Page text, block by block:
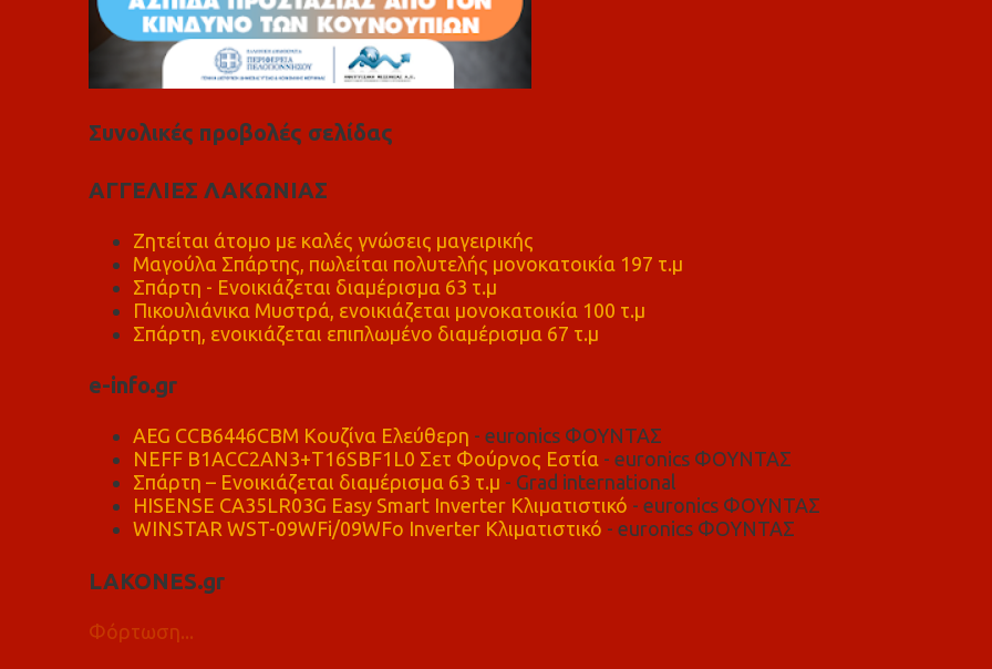
Συνολικές προβολές σελίδας
ΑΓΓΕΛΙΕΣ ΛΑΚΩΝΙΑΣ
Ζητείται άτομο με καλές γνώσεις μαγειρικής
Μαγούλα Σπάρτης, πωλείται πολυτελής μονοκατοικία 197 τ.μ
Σπάρτη - Ενοικιάζεται διαμέρισμα 63 τ.μ
Πικουλιάνικα Μυστρά, ενοικιάζεται μονοκατοικία 100 τ.μ
Σπάρτη, ενοικιάζεται επιπλωμένο διαμέρισμα 67 τ.μ
e-info.gr
AEG CCB6446CBM Κουζίνα Ελεύθερη - euronics ΦΟΥΝΤΑΣ
NEFF B1ACC2AN3+T16SBF1L0 Σετ Φούρνος Εστία- euronics ΦΟΥΝΤΑΣ
Σπάρτη – Ενοικιάζεται διαμέρισμα 63 τ.μ - Grad international
HISENSE CA35LR03G Easy Smart Inverter Κλιματιστικό - euronics ΦΟΥΝΤΑΣ
WINSTAR WST-09WFi/09WFo Inverter Κλιματιστικό - euronics ΦΟΥΝΤΑΣ
LAKONES.gr
Φόρτωση...